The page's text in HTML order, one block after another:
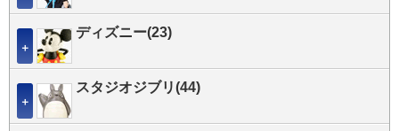
＋
ディズニー(23)
＋
スタジオジブリ(44)